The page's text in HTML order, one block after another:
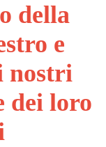
della
e
nostri
dei loro